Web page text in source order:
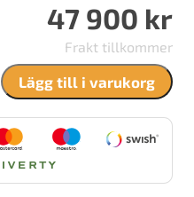
47 900 kr
Frakt tillkommer
Lägg till i varukorg